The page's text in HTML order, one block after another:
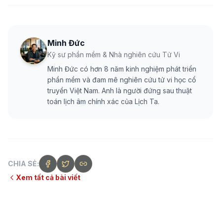
Minh Đức
Kỹ sư phần mềm & Nhà nghiên cứu Tử Vi
Minh Đức có hơn 8 năm kinh nghiệm phát triển
phần mềm và đam mê nghiên cứu tử vi học cổ
truyền Việt Nam. Anh là người đứng sau thuật
toán lịch âm chính xác của Lịch Ta.
CHIA SẺ:
Xem tất cả bài viết